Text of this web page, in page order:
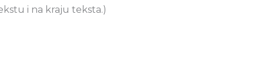
i na kraju teksta.)